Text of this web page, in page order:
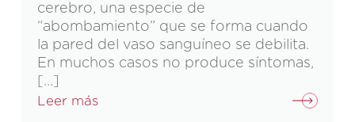
cerebro, una especie de
“abombamiento” que se forma cuando
la pared del vaso sanguíneo se debilita.
En muchos casos no produce síntomas,
[…]
Leer más